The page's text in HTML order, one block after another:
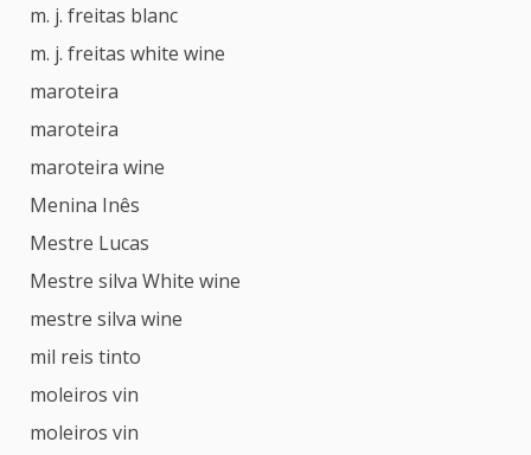
m. j. freitas blanc
m. j. freitas white wine
maroteira
maroteira
maroteira wine
Menina Inês
Mestre Lucas
Mestre silva White wine
mestre silva wine
mil reis tinto
moleiros vin
moleiros vin